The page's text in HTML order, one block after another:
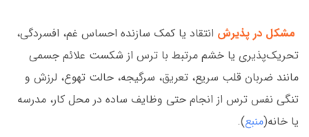
مشکل در پذیرش انتقاد یا کمک سازنده احساس غم، افسردگی،
تحریک‌پذیری یا خشم مرتبط با ترس از شکست علائم جسمی
مانند ضربان قلب سریع، تعریق، سرگیجه، حالت تهوع، لرزش و
تنگی نفس ترس از انجام حتی وظایف ساده در محل کار، مدرسه
یا خانه(منبع).